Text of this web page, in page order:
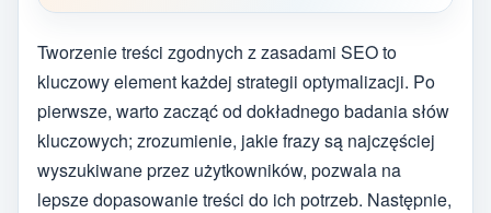
Tworzenie treści zgodnych z zasadami SEO to
kluczowy element każdej strategii optymalizacji. Po
pierwsze, warto zacząć od dokładnego badania słów
kluczowych; zrozumienie, jakie frazy są najczęściej
wyszukiwane przez użytkowników, pozwala na
lepsze dopasowanie treści do ich potrzeb. Następnie,